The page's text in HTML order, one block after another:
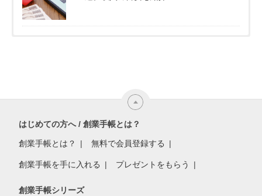
はじめての方へ / 創業手帳とは？
創業手帳とは？ 無料で会員登録する
創業手帳を手に入れる プレゼントをもらう
創業手帳シリーズ